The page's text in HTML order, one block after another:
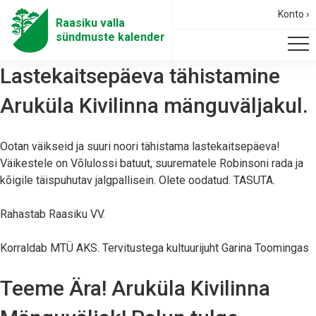
Raasiku valla
sündmuste kalender
Konto ›
Lastekaitsepäeva tähistamine
Aruküla Kivilinna mänguväljakul.
Ootan väikseid ja suuri noori tähistama lastekaitsepäeva!
Väikestele on Võlulossi batuut, suurematele Robinsoni rada ja
kõigile täispuhutav jalgpallisein. Olete oodatud. TASUTA.
Rahastab Raasiku VV.
Korraldab MTÜ AKS. Tervitustega kultuurijuht Garina Toomingas
Teeme Ära! Aruküla Kivilinna